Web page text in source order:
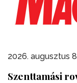
2026. augusztus
Szenttamási